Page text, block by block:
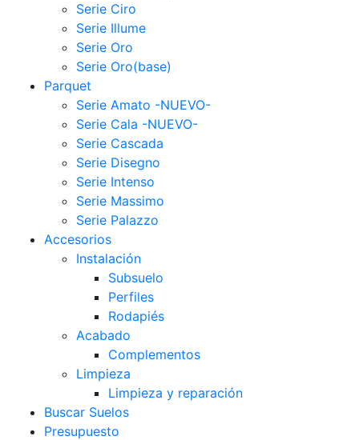
Serie Ciro
Serie Illume
Serie Oro
Serie Oro(base)
Parquet
Serie Amato -NUEVO-
Serie Cala -NUEVO-
Serie Cascada
Serie Disegno
Serie Intenso
Serie Massimo
Serie Palazzo
Accesorios
Instalación
Subsuelo
Perfiles
Rodapiés
Acabado
Complementos
Limpieza
Limpieza y reparación
Buscar Suelos
Presupuesto